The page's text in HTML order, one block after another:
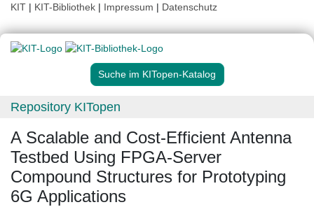
KIT | KIT-Bibliothek | Impressum | Datenschutz
Suche im KITopen-Katalog
Repository KITopen
A Scalable and Cost-Efficient Antenna
Testbed Using FPGA-Server
Compound Structures for Prototyping
6G Applications